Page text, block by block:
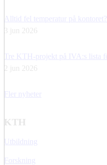
Alltid fel temperatur på
3 jun 2026
Tre KTH-projekt på IVA:s lista
2 jun 2026
Fler nyheter
KTH
Utbildning
Forskning